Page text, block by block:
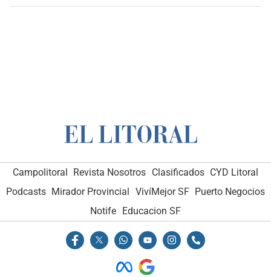
Campolitoral Revista Nosotros Clasificados CYD Litoral
Podcasts Mirador Provincial VivíMejor SF Puerto Negocios
Notife Educacion SF